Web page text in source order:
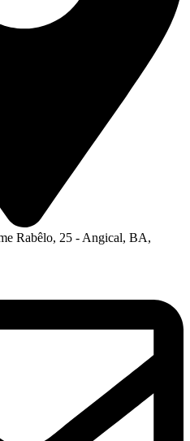
Rabêlo, 25 - Angical, BA,